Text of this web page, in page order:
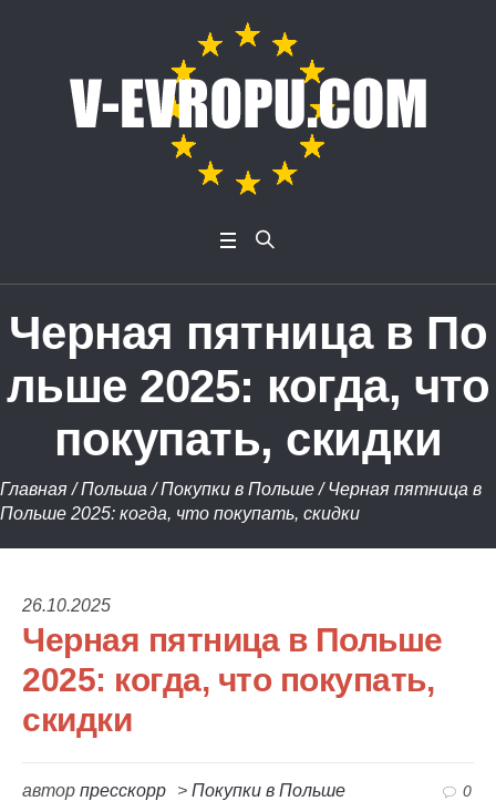
Черная пятница в По
льше 2025: когда, что
покупать, скидки
Главная /Польша /Покупки в Польше /Черная пятница в
Польше 2025: когда, что покупать, скидки
26.10.2025
Черная пятница в Польше
2025: когда, что покупать,
скидки
автор пресскорр > Покупки в Польше 0